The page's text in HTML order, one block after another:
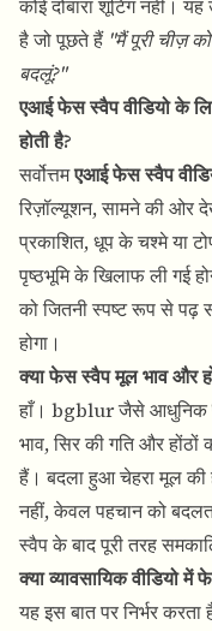
कोई दोबारा शूटिंग नहीं।
है जो पूछते हैं "मैं पूरी चीज़
बदलूं?"
एआई फेस स्वैप वीडियो के
होती है?
सर्वोत्तमएआई फेस स्वैप
रिज़ॉल्यूशन, सामने की ओर
प्रकाशित, धूप के चश्मे या
पृष्ठभूमि के खिलाफ ली गई
को जितनी स्पष्ट रूप से पढ़
होगा।
क्या फेस स्वैप मूल भाव और
हाँ। bgblur जैसे आधुनिक
भाव, सिर की गति और
हैं। बदला हुआ चेहरा मूल
नहीं, केवल पहचान को
स्वैप के बाद पूरी तरह
क्या व्यावसायिक वीडियो
यह इस बात पर निर्भर